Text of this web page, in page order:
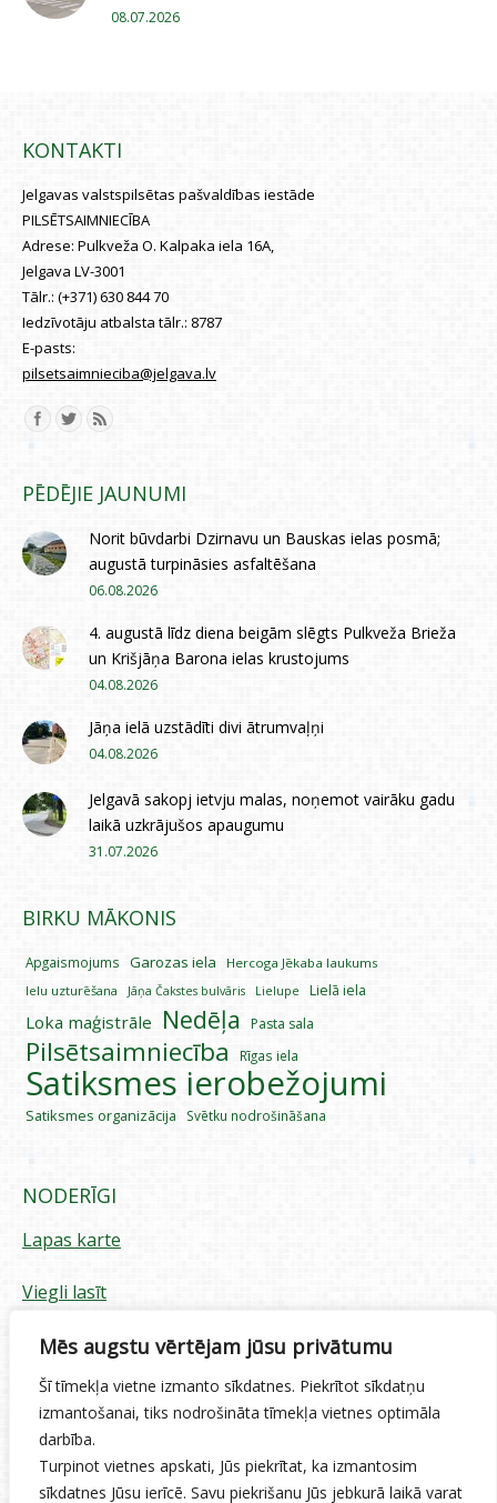
Mēs augstu vērtējam jūsu privātumu
Šī tīmekļa vietne izmanto sīkdatnes. Piekrītot sīkdatņu
izmantošanai, tiks nodrošināta tīmekļa vietnes optimāla
darbība.
Turpinot vietnes apskati, Jūs piekrītat, ka izmantosim
sīkdatnes Jūsu ierīcē. Savu piekrišanu Jūs jebkurā laikā varat
08.07.2026
KONTAKTI
Jelgavas valstspilsētas pašvaldības iestāde
PILSĒTSAIMNIECĪBA
Adrese: Pulkveža O. Kalpaka iela 16A,
Jelgava LV-3001
Tālr.: (+371) 630 844 70
Iedzīvotāju atbalsta tālr.: 8787
E-pasts:
pilsetsaimnieciba@jelgava.lv
Find us on:
PĒDĒJIE JAUNUMI
Norit būvdarbi Dzirnavu un Bauskas ielas posmā;
augustā turpināsies asfaltēšana
06.08.2026
4. augustā līdz diena beigām slēgts Pulkveža Brieža
un Krišjāņa Barona ielas krustojums
04.08.2026
Jāņa ielā uzstādīti divi ātrumvaļņi
04.08.2026
Jelgavā sakopj ietvju malas, noņemot vairāku gadu
laikā uzkrājušos apaugumu
31.07.2026
BIRKU MĀKONIS
Apgaismojums Garozas iela
Hercoga Jēkaba laukums
Ielu uzturēšana
Jāņa Čakstes bulvāris Lielupe Lielā iela
Loka maģistrāle Nedēļa Pasta sala
Pilsētsaimniecība Rīgas iela
Satiksmes ierobežojumi
Satiksmes organizācija Svētku nodrošināšana
NODERĪGI
Lapas karte
Viegli lasīt
Piekļūstamības paziņojums
Sīkdatņu izmantošana
Privātuma politika